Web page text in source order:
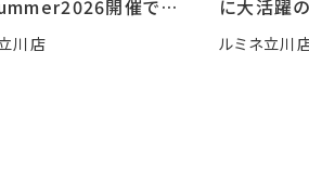
開催です
川店
に大活躍
ルミネ立川